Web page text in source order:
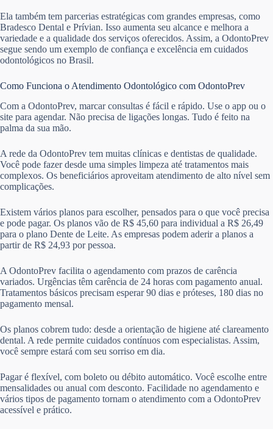
Ela também tem parcerias estratégicas com grandes empresas, como
Bradesco Dental e Prívian. Isso aumenta seu alcance e melhora a
variedade e a qualidade dos serviços oferecidos. Assim, a OdontoPrev
segue sendo um exemplo de confiança e excelência em cuidados
odontológicos no Brasil.
Como Funciona o Atendimento Odontológico com OdontoPrev
Com a OdontoPrev, marcar consultas é fácil e rápido. Use o app ou o
site para agendar. Não precisa de ligações longas. Tudo é feito na
palma da sua mão.
A rede da OdontoPrev tem muitas clínicas e dentistas de qualidade.
Você pode fazer desde uma simples limpeza até tratamentos mais
complexos. Os beneficiários aproveitam atendimento de alto nível sem
complicações.
Existem vários planos para escolher, pensados para o que você precisa
e pode pagar. Os planos vão de R$ 45,60 para individual a R$ 26,49
para o plano Dente de Leite. As empresas podem aderir a planos a
partir de R$ 24,93 por pessoa.
A OdontoPrev facilita o agendamento com prazos de carência
variados. Urgências têm carência de 24 horas com pagamento anual.
Tratamentos básicos precisam esperar 90 dias e próteses, 180 dias no
pagamento mensal.
Os planos cobrem tudo: desde a orientação de higiene até clareamento
dental. A rede permite cuidados contínuos com especialistas. Assim,
você sempre estará com seu sorriso em dia.
Pagar é flexível, com boleto ou débito automático. Você escolhe entre
mensalidades ou anual com desconto. Facilidade no agendamento e
vários tipos de pagamento tornam o atendimento com a OdontoPrev
acessível e prático.